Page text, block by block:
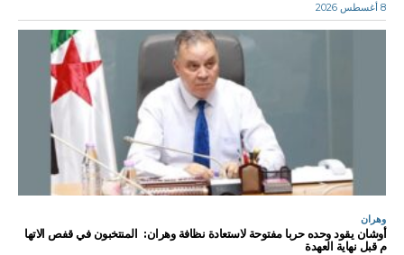
8 أغسطس 2026
وهران
أوشان يقود وحده حربا مفتوحة لاستعادة نظافة وهران: المنتخبون في قفص الاتها
م قبل نهاية العهدة